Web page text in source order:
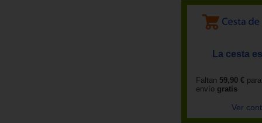
La cesta
Faltan 59,90 €
envío gratis
Ver